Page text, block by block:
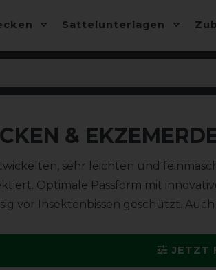
Sattelunterlagen
&
sehr leichten und
Optimale Passform mit
vor Insektenbissen geschützt.
JETZT